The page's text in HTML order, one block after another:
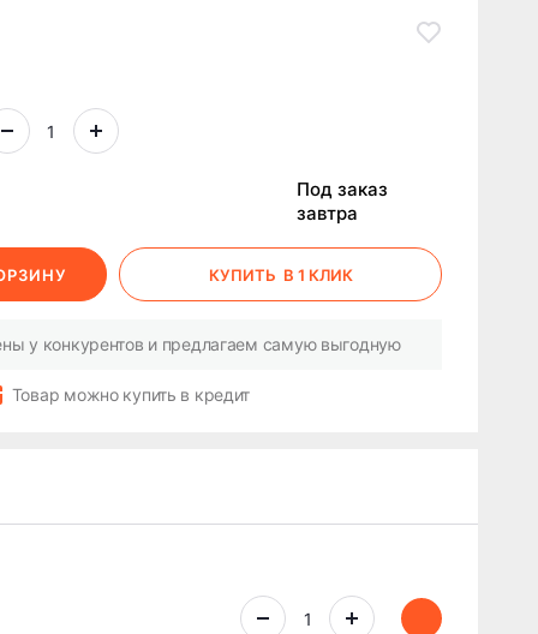
Под заказ
завтра
КУПИТЬ В 1 КЛИК
у конкурентов и предлагаем самую выгодную
Товар можно купить в кредит